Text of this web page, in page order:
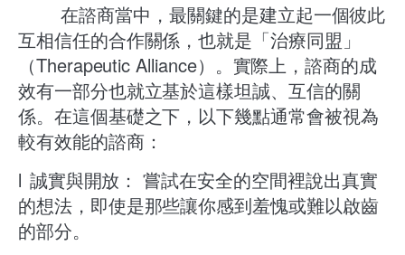
在諮商當中，最關鍵的是建立起一個彼此
互相信任的合作關係，也就是「治療同盟」
（Therapeutic Alliance）。實際上，諮商的成
效有一部分也就立基於這樣坦誠、互信的關
係。在這個基礎之下，以下幾點通常會被視為
較有效能的諮商：
l 誠實與開放： 嘗試在安全的空間裡說出真實
的想法，即使是那些讓你感到羞愧或難以啟齒
的部分。